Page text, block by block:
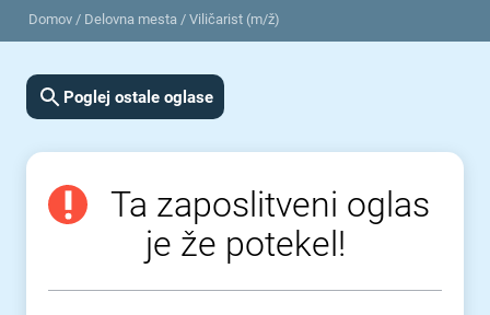
Domov / Delovna mesta / Viličarist (m/ž)
Poglej ostale oglase
Ta zaposlitveni oglas
je že potekel!